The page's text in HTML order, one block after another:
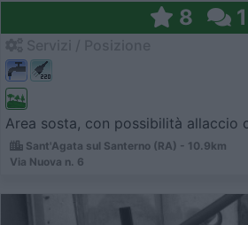
8 1
Area sosta, con possibilità allaccio
Sant'Agata sul Santerno (RA) - 10.9km
Via Nuova n. 6